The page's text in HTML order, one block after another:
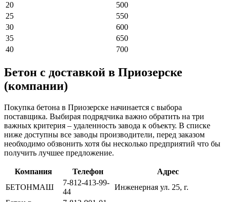
20
500
25
550
30
600
35
650
40
700
Бетон с доставкой в Приозерске
(компании)
Покупка бетона в Приозерске начинается с выбора
поставщика. Выбирая подрядчика важно обратить на три
важных критерия – удаленность завода к объекту. В списке
ниже доступны все заводы производители, перед заказом
необходимо обзвонить хотя бы несколько предприятий что бы
получить лучшее предложение.
Компания Телефон
Адрес
БЕТОНМАШ
7-812-413-99-
44
Инженерная ул. 25, г.